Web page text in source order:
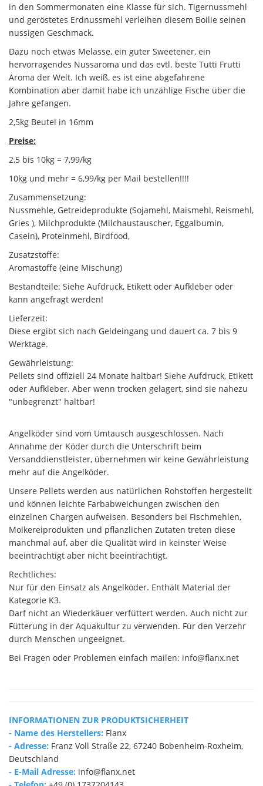
in den Sommermonaten eine Klasse für sich. Tigernussmehl
und geröstetes Erdnussmehl verleihen diesem Boilie seinen
nussigen Geschmack.
Dazu noch etwas Melasse, ein guter Sweetener, ein
hervorragendes Nussaroma und das evtl. beste Tutti Frutti
Aroma der Welt. Ich weiß, es ist eine abgefahrene
Kombination aber damit habe ich unzählige Fische über die
Jahre gefangen.
2,5kg Beutel in 16mm
Preise:
2,5 bis 10kg = 7,99/kg
10kg und mehr = 6,99/kg per Mail bestellen!!!!
Zusammensetzung:
Nussmehle, Getreideprodukte (Sojamehl, Maismehl, Reismehl,
Gries ), Milchprodukte (Milchaustauscher, Eggalbumin,
Casein), Proteinmehl, Birdfood,
Zusatzstoffe:
Aromastoffe (eine Mischung)
Bestandteile: Siehe Aufdruck, Etikett oder Aufkleber oder
kann angefragt werden!
Lieferzeit:
Diese ergibt sich nach Geldeingang und dauert ca. 7 bis 9
Werktage.
Gewährleistung:
Pellets sind offiziell 24 Monate haltbar! Siehe Aufdruck, Etikett
oder Aufkleber. Aber wenn trocken gelagert, sind sie nahezu
"unbegrenzt" haltbar!
Angelköder sind vom Umtausch ausgeschlossen. Nach
Annahme der Köder durch die Unterschrift beim
Versanddienstleister, übernehmen wir keine Gewährleistung
mehr auf die Angelköder.
Unsere Pellets werden aus natürlichen Rohstoffen hergestellt
und können leichte Farbabweichungen zwischen den
einzelnen Chargen aufweisen. Besonders bei Fischmehlen,
Molkereiprodukten und pflanzlichen Zutaten treten diese
manchmal auf, aber die Qualität wird in keinster Weise
beeinträchtigt aber nicht beeinträchtigt.
Rechtliches:
Nur für den Einsatz als Angelköder. Enthält Material der
Kategorie K3.
Darf nicht an Wiederkäuer verfüttert werden. Auch nicht zur
Fütterung in der Aquakultur zu verwenden. Für den Verzehr
durch Menschen ungeeignet.
Bei Fragen oder Problemen einfach mailen: info@flanx.net
INFORMATIONEN ZUR PRODUKTSICHERHEIT
- Name des Herstellers: Flanx
- Adresse: Franz Voll Straße 22, 67240 Bobenheim-Roxheim,
Deutschland
- E-Mail Adresse: info@flanx.net